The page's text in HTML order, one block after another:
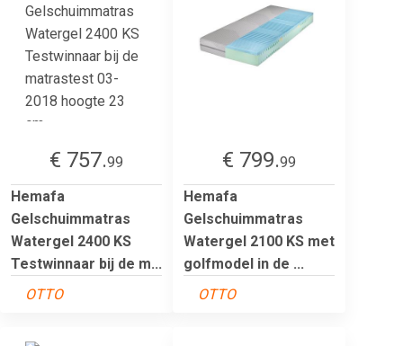
€ 757.99
Hemafa
Gelschuimmatras
Watergel 2400 KS
Testwinnaar bij de m...
OTTO
€ 799.99
Hemafa
Gelschuimmatras
Watergel 2100 KS met
golfmodel in de ...
OTTO